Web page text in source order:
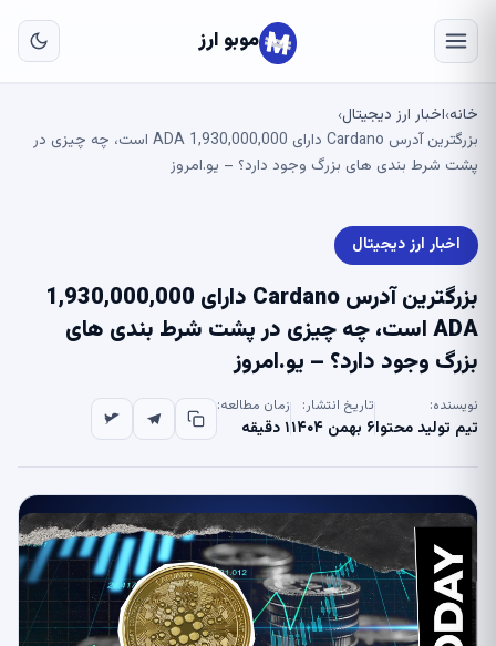
موبو ارز
خانه›اخبار ارز دیجیتال›
بزرگترین آدرس Cardano دارای 1,930,000,000 ADA است، چه چیزی در
پشت شرط بندی های بزرگ وجود دارد؟ – یو.امروز
اخبار ارز دیجیتال
بزرگترین آدرس Cardano دارای 1,930,000,000
ADA است، چه چیزی در پشت شرط بندی های
بزرگ وجود دارد؟ – یو.امروز
نویسنده:
تیم تولید محتوا
تاریخ انتشار:
۶ بهمن ۱۴۰۴
زمان مطالعه:
۱ دقیقه